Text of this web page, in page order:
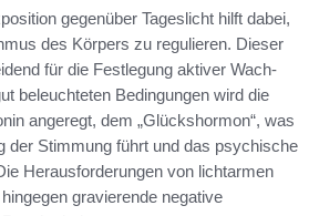
gegenüber Tageslicht hilft dabei,
des Körpers zu regulieren. Dieser
für die Festlegung aktiver Wach-
beleuchteten Bedingungen wird die
angeregt, dem „Glückshormon“, was
der Stimmung führt und das psychische
Herausforderungen von lichtarmen
gravierende negative